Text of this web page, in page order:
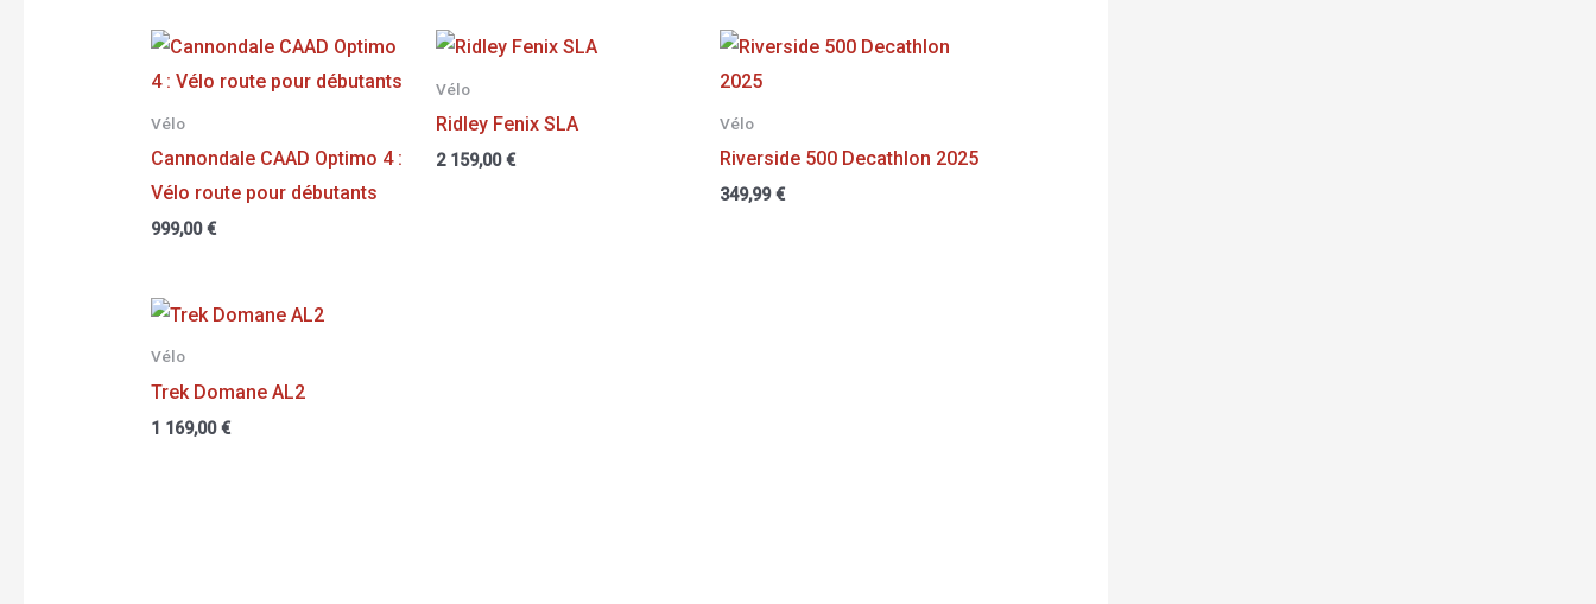
Vélo
Cannondale CAAD Optimo 4 :
Vélo route pour débutants
999,00€
Vélo
Ridley Fenix SLA
2 159,00€
Vélo
Riverside 500 Decathlon 2025
349,99€
Vélo
Trek Domane AL2
1 169,00€